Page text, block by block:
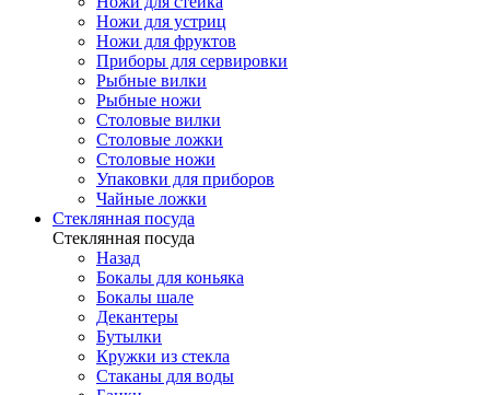
Ножи для устриц
Ножи для фруктов
Приборы для сервировки
Рыбные вилки
Рыбные ножи
Столовые вилки
Столовые ложки
Столовые ножи
Упаковки для приборов
Чайные ложки
Стеклянная посуда
Стеклянная посуда
Назад
Бокалы для коньяка
Бокалы шале
Декантеры
Бутылки
Кружки из стекла
Стаканы для воды